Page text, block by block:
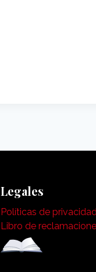
Legales
Políticas de
Libro de